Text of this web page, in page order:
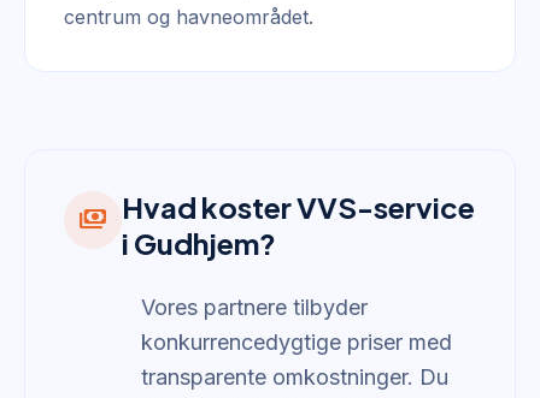
centrum og havneområdet.
payments Hvad koster VVS-service
i Gudhjem?
Vores partnere tilbyder
konkurrencedygtige priser med
transparente omkostninger. Du